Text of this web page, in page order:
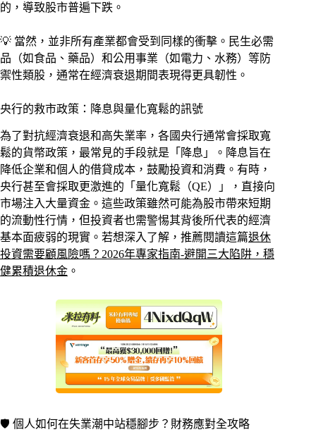
的，導致股市普遍下跌。
💡 當然，並非所有產業都會受到同樣的衝擊。民生必需
品（如食品、藥品）和公用事業（如電力、水務）等防
禦性類股，通常在經濟衰退期間表現得更具韌性。
央行的救市政策：降息與量化寬鬆的訊號
為了對抗經濟衰退和高失業率，各國央行通常會採取寬
鬆的貨幣政策，最常見的手段就是「降息」。降息旨在
降低企業和個人的借貸成本，鼓勵投資和消費。有時，
央行甚至會採取更激進的「量化寬鬆（QE）」，直接向
市場注入大量資金。這些政策雖然可能為股市帶來短期
的流動性行情，但投資者也需警惕其背後所代表的經濟
基本面疲弱的現實。若想深入了解，推薦閱讀這篇退休
投資需要顧風險嗎？2026年專家指南-避開三大陷阱，穩
健累積退休金 。
🛡️ 個人如何在失業潮中站穩腳步？財務應對全攻略